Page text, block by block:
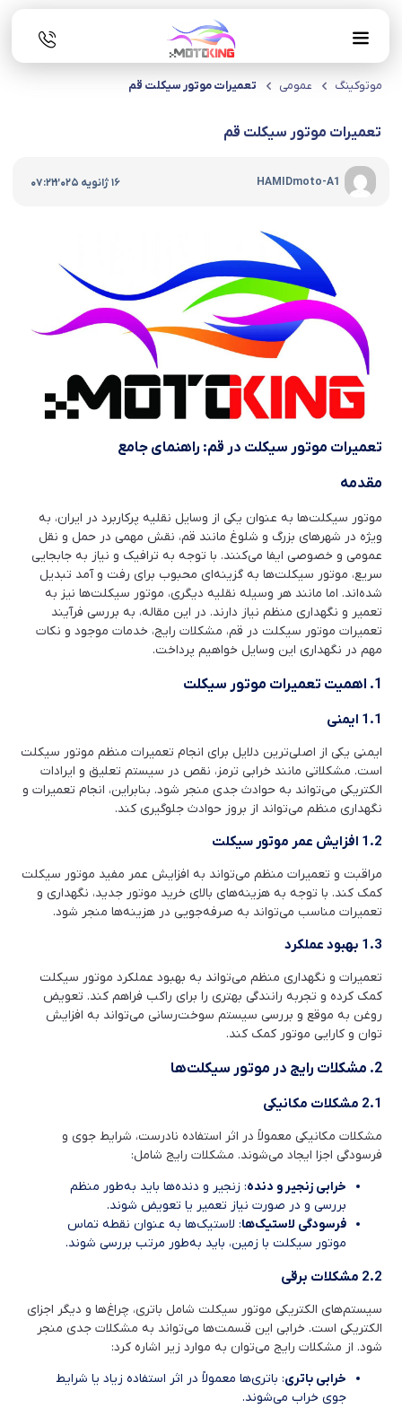
موتوکینگ عمومی تعمیرات موتور سیکلت قم
تعمیرات موتور سیکلت قم
HAMIDmoto-A1 16 ژانویه 2025 |
07:22
تعمیرات موتور سیکلت در قم: راهنمای جامع
مقدمه
موتور سیکلت‌ها به عنوان یکی از وسایل نقلیه پرکاربرد در ایران، به
ویژه در شهرهای بزرگ و شلوغ مانند قم، نقش مهمی در حمل و نقل
عمومی و خصوصی ایفا می‌کنند. با توجه به ترافیک و نیاز به جابجایی
سریع، موتور سیکلت‌ها به گزینه‌ای محبوب برای رفت و آمد تبدیل
شده‌اند. اما مانند هر وسیله نقلیه دیگری، موتور سیکلت‌ها نیز به
تعمیر و نگهداری منظم نیاز دارند. در این مقاله، به بررسی فرآیند
تعمیرات موتور سیکلت در قم، مشکلات رایج، خدمات موجود و نکات
مهم در نگهداری این وسایل خواهیم پرداخت.
1. اهمیت تعمیرات موتور سیکلت
1.1 ایمنی
ایمنی یکی از اصلی‌ترین دلایل برای انجام تعمیرات منظم موتور سیکلت
است. مشکلاتی مانند خرابی ترمز، نقص در سیستم تعلیق و ایرادات
الکتریکی می‌تواند به حوادث جدی منجر شود. بنابراین، انجام تعمیرات و
نگهداری منظم می‌تواند از بروز حوادث جلوگیری کند.
1.2 افزایش عمر موتور سیکلت
مراقبت و تعمیرات منظم می‌تواند به افزایش عمر مفید موتور سیکلت
کمک کند. با توجه به هزینه‌های بالای خرید موتور جدید، نگهداری و
تعمیرات مناسب می‌تواند به صرفه‌جویی در هزینه‌ها منجر شود.
1.3 بهبود عملکرد
تعمیرات و نگهداری منظم می‌تواند به بهبود عملکرد موتور سیکلت
کمک کرده و تجربه رانندگی بهتری را برای راکب فراهم کند. تعویض
روغن به موقع و بررسی سیستم سوخت‌رسانی می‌تواند به افزایش
توان و کارایی موتور کمک کند.
2. مشکلات رایج در موتور سیکلت‌ها
2.1 مشکلات مکانیکی
مشکلات مکانیکی معمولاً در اثر استفاده نادرست، شرایط جوی و
فرسودگی اجزا ایجاد می‌شوند. مشکلات رایج شامل:
خرابی زنجیر و دنده: زنجیر و دنده‌ها باید به‌طور منظم
بررسی و در صورت نیاز تعمیر یا تعویض شوند.
فرسودگی لاستیک‌ها: لاستیک‌ها به عنوان نقطه تماس
موتور سیکلت با زمین، باید به‌طور مرتب بررسی شوند.
2.2 مشکلات برقی
سیستم‌های الکتریکی موتور سیکلت شامل باتری، چراغ‌ها و دیگر اجزای
الکتریکی است. خرابی این قسمت‌ها می‌تواند به مشکلات جدی منجر
شود. از مشکلات رایج می‌توان به موارد زیر اشاره کرد:
خرابی باتری: باتری‌ها معمولاً در اثر استفاده زیاد یا شرایط
جوی خراب می‌شوند.